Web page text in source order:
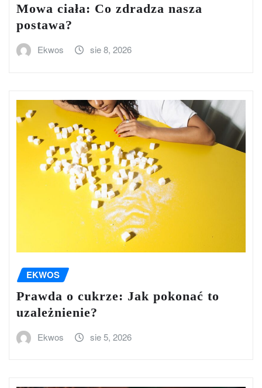
Mowa ciała: Co zdradza nasza
postawa?
Ekwos sie 8, 2026
EKWOS
Prawda o cukrze: Jak pokonać to
uzależnienie?
Ekwos sie 5, 2026